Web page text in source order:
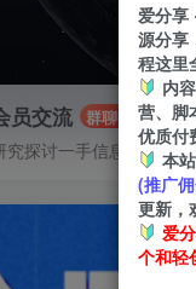
员交流 群聊
究探讨一手信息差
爱分享
源分享
程这里
内
营、脚
优质付
本
(推广
更新，
爱
个和轻